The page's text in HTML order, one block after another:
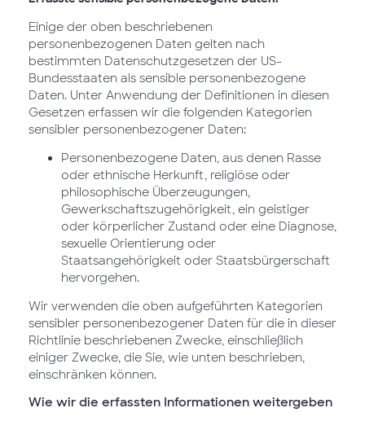
Einige der oben beschriebenen
personenbezogenen Daten gelten nach
bestimmten Datenschutzgesetzen der US-
Bundesstaaten als sensible personenbezogene
Daten. Unter Anwendung der Definitionen in diesen
Gesetzen erfassen wir die folgenden Kategorien
sensibler personenbezogener Daten:
Personenbezogene Daten, aus denen Rasse
oder ethnische Herkunft, religiöse oder
philosophische Überzeugungen,
Gewerkschaftszugehörigkeit, ein geistiger
oder körperlicher Zustand oder eine Diagnose,
sexuelle Orientierung oder
Staatsangehörigkeit oder Staatsbürgerschaft
hervorgehen.
Wir verwenden die oben aufgeführten Kategorien
sensibler personenbezogener Daten für die in dieser
Richtlinie beschriebenen Zwecke, einschließlich
einiger Zwecke, die Sie, wie unten beschrieben,
einschränken können.
Wie wir die erfassten Informationen weitergeben